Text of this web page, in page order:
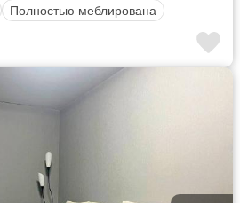
Полностью меблирована